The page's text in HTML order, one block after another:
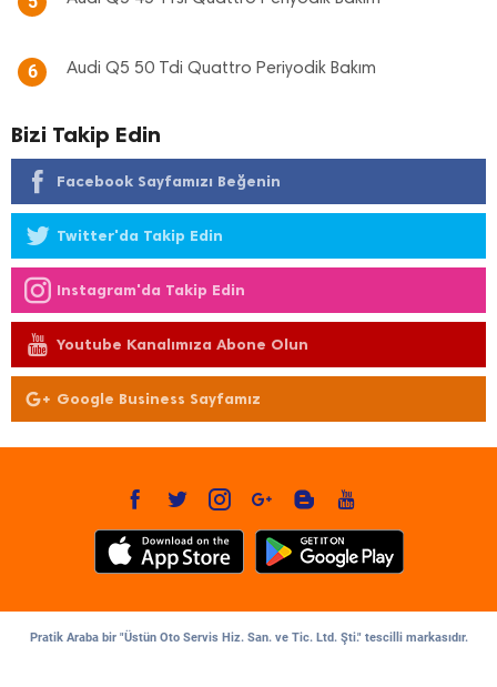
6 Audi Q5 50 Tdi Quattro Periyodik Bakım
Bizi Takip Edin
Facebook Sayfamızı Beğenin
Twitter'da Takip Edin
Instagram'da Takip Edin
Youtube Kanalımıza Abone Olun
Google Business Sayfamız
Pratik Araba bir "Üstün Oto Servis Hiz. San. ve Tic. Ltd. Şti." tescilli markasıdır.